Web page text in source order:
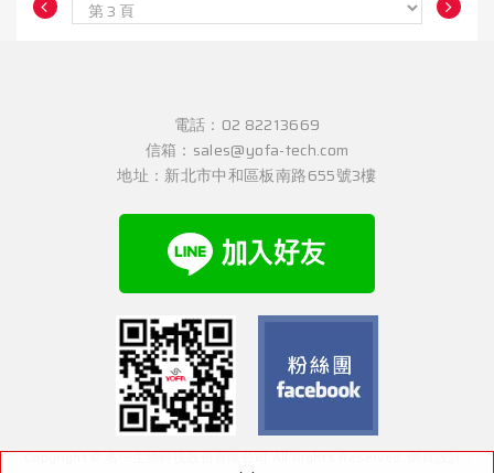
電話： 02 82213669
信箱： sales@yofa-tech.com
地址：新北市中和區板南路655號3樓
Copyright © 名一生物科技股份有限公司 All Rights Reserved.網頁設計 :